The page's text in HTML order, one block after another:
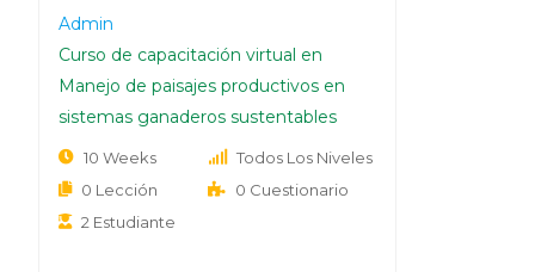
Admin
Curso de capacitación virtual en
Manejo de paisajes productivos en
sistemas ganaderos sustentables
10 Weeks
Todos Los Niveles
0 Lección
0 Cuestionario
2 Estudiante